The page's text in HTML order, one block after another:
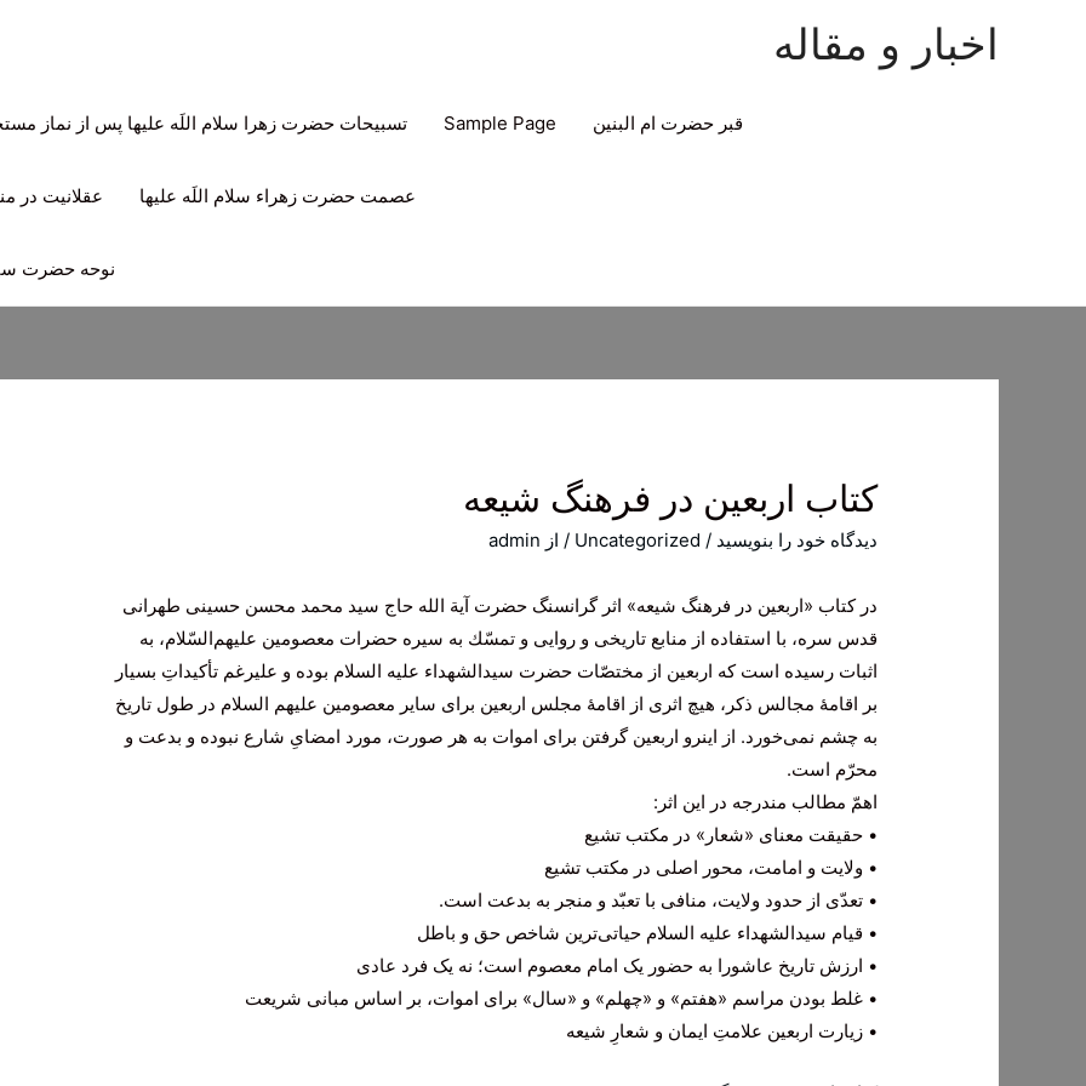
اخبار و مقاله
قبر حضرت ام البنین Sample Page تسبیحات حضرت زهرا سلام اللَه علیها پس از نماز
عصمت حضرت زهراء سلام اللَه علیها عقلانیت در
نوحه حضرت
کتاب اربعین در فرهنگ شیعه
دیدگاه‌ خود را بنویسید /
Uncategorized / از admin
در کتاب «اربعین در فرهنگ شیعه» اثر گرانسنگ حضرت آیة الله حاج سید محمد محسن حسینی طهرانی
قدس سره، با استفاده از منابع تاريخى و روايى و تمسّك به سيره حضرات معصومين عليهم‌‏السّلام، به
اثبات رسیده است که اربعین از مختصّات حضرت سیدالشهداء علیه السلام بوده و علیرغم تأکیداتِ بسیار
بر اقامۀ مجالس ذکر، هیچ اثری از اقامۀ مجلس اربعین براى ساير معصومین علیهم السلام در طول تاریخ
به چشم نمى‌‏خورد. از اینرو اربعين گرفتن براى اموات به هر صورت، مورد امضایِ شارع نبوده و بدعت و
محرّم است.
اهمّ مطالب مندرجه در این اثر:
• حقیقت معنای «شعار» در مکتب تشیع
• ولایت و امامت، محور اصلی در مکتب تشیع
• تعدّی از حدود ولایت، منافی با تعبّد و منجر به بدعت است.
• قیام سیدالشهداء علیه السلام حیاتی‌ترین شاخص حق و باطل
• ارزش تاریخ عاشورا به حضور یک امام معصوم است؛ نه یک فرد عادی
• غلط بودن مراسم «هفتم» و «چهلم» و «سال» برای اموات، بر اساس مبانی شریعت
• زیارت اربعین علامتِ ایمان و شعارِ شیعه